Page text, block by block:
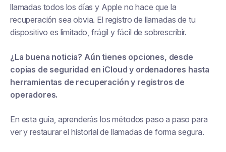
llamadas todos los días y Apple no hace que la
recuperación sea obvia. El registro de llamadas de tu
dispositivo es limitado, frágil y fácil de sobrescribir.
¿La buena noticia? Aún tienes opciones, desde
copias de seguridad en iCloud y ordenadores hasta
herramientas de recuperación y registros de
operadores.
En esta guía, aprenderás los métodos paso a paso para
ver y restaurar el historial de llamadas de forma segura.